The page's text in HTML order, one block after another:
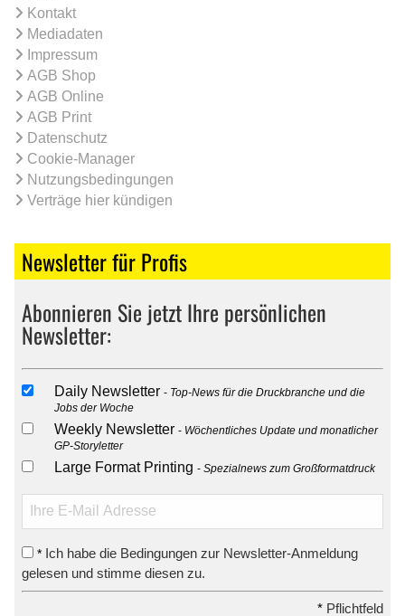
Kontakt
Mediadaten
Impressum
AGB Shop
AGB Online
AGB Print
Datenschutz
Cookie-Manager
Nutzungsbedingungen
Verträge hier kündigen
Newsletter für Profis
Abonnieren Sie jetzt Ihre persönlichen
Newsletter:
Daily Newsletter
Top-News für die Druckbranche und die
Jobs der Woche
Weekly Newsletter
Wöchentliches Update und monatlicher
GP-Storyletter
Large Format Printing Spezialnews zum Großformatdruck
* Ich habe die Bedingungen zur Newsletter-Anmeldung
gelesen und stimme diesen zu.
* Pflichtfeld